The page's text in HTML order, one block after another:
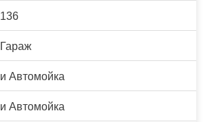
Автомойка
Автомойка